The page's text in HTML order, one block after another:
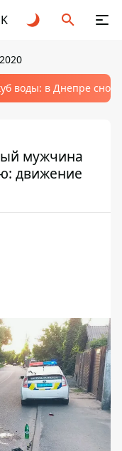
воды: в Днепре
мужчина
движение